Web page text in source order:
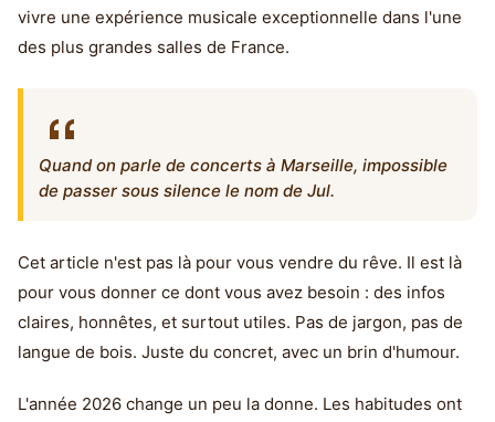
vivre une expérience musicale exceptionnelle dans l'une
des plus grandes salles de France.
Quand on parle de concerts à Marseille, impossible
de passer sous silence le nom de Jul.
Cet article n'est pas là pour vous vendre du rêve. Il est là
pour vous donner ce dont vous avez besoin : des infos
claires, honnêtes, et surtout utiles. Pas de jargon, pas de
langue de bois. Juste du concret, avec un brin d'humour.
L'année 2026 change un peu la donne. Les habitudes ont